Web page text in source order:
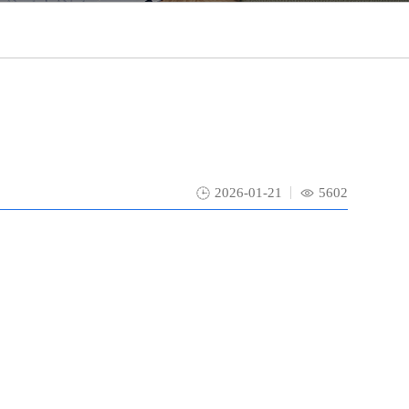
2026-01-21 5602